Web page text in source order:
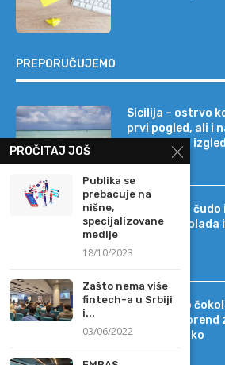
PREPORUČUJEMO
Sicilija – ostrvo
prvi pogled, ali i
onako kako
Tehnološko
kako je čokolada
Od DIF-a do
pokrenula
Kapetan Koko
PROČITAJ JOŠ
Publika se
prebacuje na
nišne,
specijalizovane
medije
18/10/2023
Zašto nema više
fintech-a u Srbiji
i...
03/06/2022